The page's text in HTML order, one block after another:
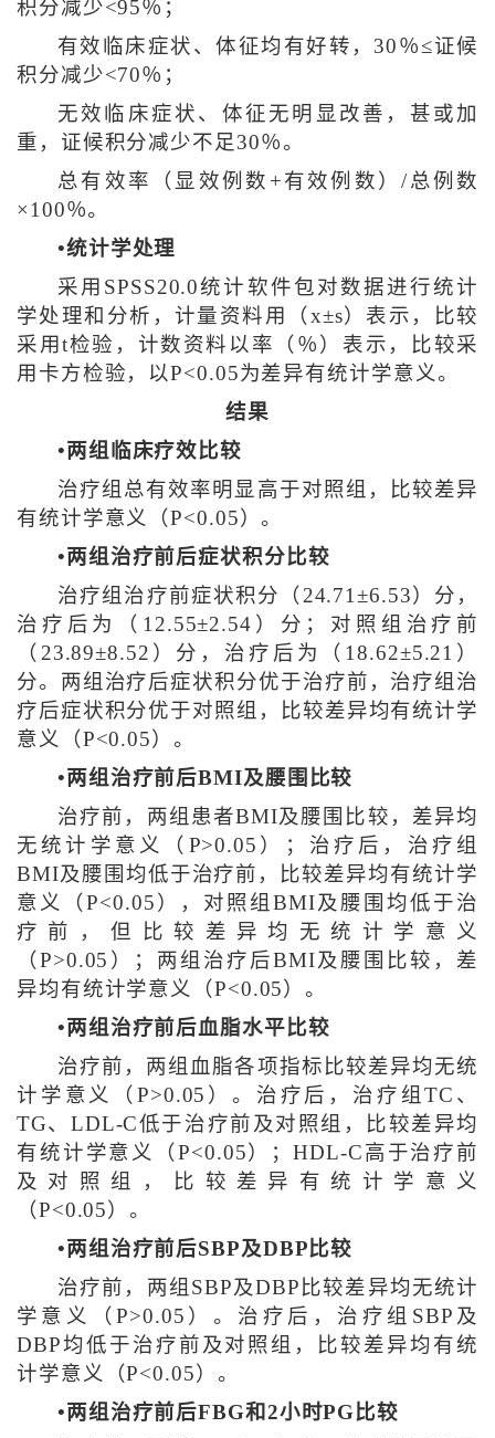
积分减少<95％；
有效临床症状、体征均有好转，30％≤证候
积分减少<70％；
无效临床症状、体征无明显改善，甚或加
重，证候积分减少不足30％。
总有效率（显效例数+有效例数）/总例数
×100％。
•统计学处理
采用SPSS20.0统计软件包对数据进行统计
学处理和分析，计量资料用（x±s）表示，比较
采用t检验，计数资料以率（％）表示，比较采
用卡方检验，以P<0.05为差异有统计学意义。
结果
•两组临床疗效比较
治疗组总有效率明显高于对照组，比较差异
有统计学意义（P<0.05）。
•两组治疗前后症状积分比较
治疗组治疗前症状积分（24.71±6.53）分，
治疗后为（12.55±2.54）分；对照组治疗前
（23.89±8.52）分，治疗后为（18.62±5.21）
分。两组治疗后症状积分优于治疗前，治疗组治
疗后症状积分优于对照组，比较差异均有统计学
意义（P<0.05）。
•两组治疗前后BMI及腰围比较
治疗前，两组患者BMI及腰围比较，差异均
无统计学意义（P>0.05）；治疗后，治疗组
BMI及腰围均低于治疗前，比较差异均有统计学
意义（P<0.05），对照组BMI及腰围均低于治
疗前，但比较差异均无统计学意义
（P>0.05）；两组治疗后BMI及腰围比较，差
异均有统计学意义（P<0.05）。
•两组治疗前后血脂水平比较
治疗前，两组血脂各项指标比较差异均无统
计学意义（P>0.05）。治疗后，治疗组TC、
TG、LDL-C低于治疗前及对照组，比较差异均
有统计学意义（P<0.05）；HDL-C高于治疗前
及对照组，比较差异有统计学意义
（P<0.05）。
•两组治疗前后SBP及DBP比较
治疗前，两组SBP及DBP比较差异均无统计
学意义（P>0.05）。治疗后，治疗组SBP及
DBP均低于治疗前及对照组，比较差异均有统
计学意义（P<0.05）。
•两组治疗前后FBG和2小时PG比较